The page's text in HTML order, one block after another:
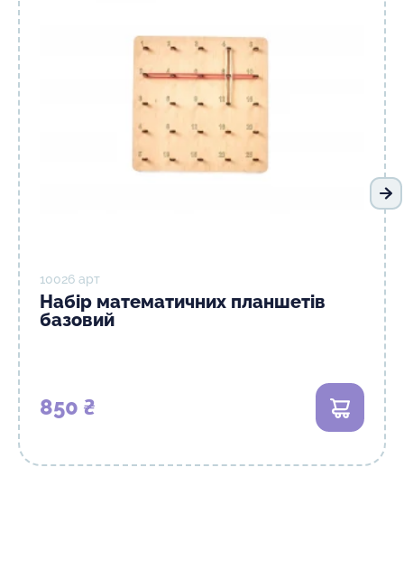
10026 арт
Набір математичних планшетів
базовий
850 ₴ В кошик